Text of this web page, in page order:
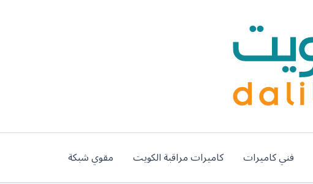
فني كاميرات كاميرات مراقبة الكويت مقوي شبكة